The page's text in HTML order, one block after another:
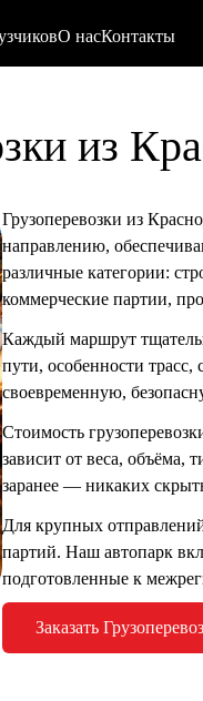
О насКонтакты
из
Грузоперевозки из
направлению,
различные категории:
коммерческие партии,
Каждый маршрут
пути, особенности трасс,
своевременную,
Стоимость
зависит от веса, объёма,
заранее — никаких
Для крупных
партий. Наш автопарк
подготовленные к
Заказать